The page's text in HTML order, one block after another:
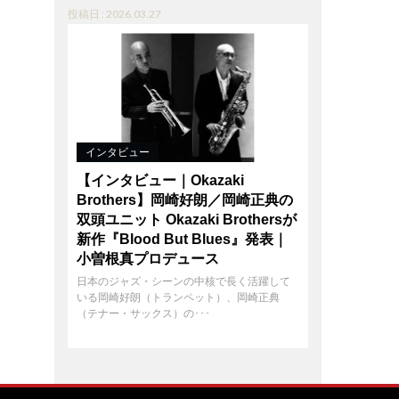
投稿日 : 2026.03.27
インタビュー
【インタビュー｜Okazaki
Brothers】岡崎好朗／岡崎正典の
双頭ユニット Okazaki Brothersが
新作『Blood But Blues』発表｜
小曽根真プロデュース
日本のジャズ・シーンの中核で長く活躍して
いる岡崎好朗（トランペット）、岡崎正典
（テナー・サックス）の･･･